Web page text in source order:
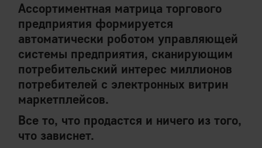
Ассортиментная матрица торгового
предприятия формируется
автоматически роботом управляющей
системы предприятия, сканирующим
потребительский интерес миллионов
потребителей с электронных витрин
маркетплейсов.
Все то, что продастся и ничего из того,
что зависнет.